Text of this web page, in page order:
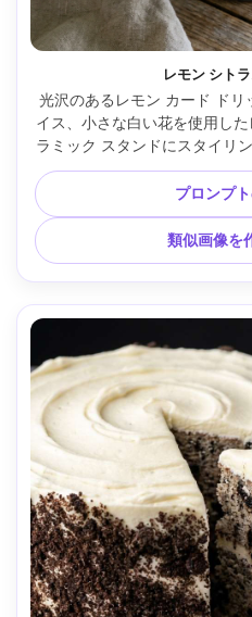
レモン シト
光沢のあるレモン カード ドリ
イス、小さな白い花を使用し
ラミック スタンドにスタイリ
しの良い日光に優しいハイラ
イルム X-T5 で撮影、56mm
構成、超リアルな柑橘系の輝
プロンプ
類似画像を